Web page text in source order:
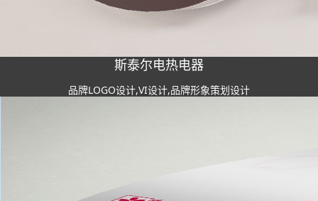
斯泰尔电热电器
品牌LOGO设计,VI设计,品牌形象策划设计